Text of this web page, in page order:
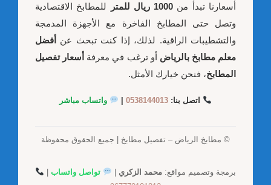
أسعارنا تبدأ من 1000 ريال للمتر
للمطابخ الاقتصادية
وتصل حتى المطابخ الفاخرة مع الأجهزة المدمجة
والتشطيبات الراقية. لذلك، إذا كنت تبحث عن أفضل
معلم مطابخ بالرياض أو ترغب في معرفة أسعار تفصيل
المطابخ، فنحن خيارك الأمثل.
اتصل بنا: 0538144013
| واتساب مباشر
© مطابخ الرياض – تفصيل مطابخ | جميع الحقوق محفوظة
برمجة وتصميم مواقع:محمد الزكري | تواصل واتساب |